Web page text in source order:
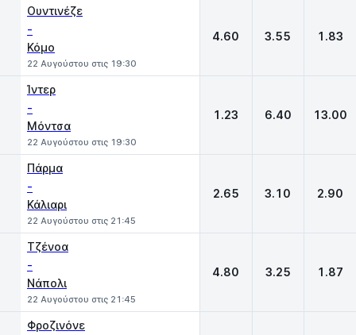
Ουντινέζε
-
Κόμο
22 Αυγούστου στις 19:30
4.60 3.55 1.83
Ίντερ
-
Μόντσα
22 Αυγούστου στις 19:30
1.23 6.40 13.00
Πάρμα
-
Κάλιαρι
22 Αυγούστου στις 21:45
2.65 3.10 2.90
Τζένοα
-
Νάπολι
22 Αυγούστου στις 21:45
4.80 3.25 1.87
Φροζινόνε